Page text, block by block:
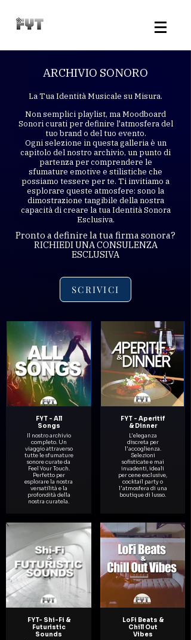
ARCHIVIO SONORO
La Tua Identità Musicale su Misura.
Non semplici playlist, ma Moodboard
Sonori curati per definire l'atmosfera del
tuo brand o del tuo evento.
Ogni selezione in questa galleria è un
capitolo del nostro archivio, un punto di
partenza per comprendere le
sfumature emotive e stilistiche che
possiamo tessere per te. Ti invitiamo a
esplorare queste atmosfere: sono la
dimostrazione tangibile della nostra
capacità di creare la tua Identità Sonora
Esclusiva.
Pronto a definire la tua firma sonora?
RICHIEDI UNA CONSULENZA
ESCLUSIVA
SCRIVICI
FYT - All
Songs
Il nostro archivio
completo. Un
viaggio attraverso
tutte le sfumature
sonore curate da
Feel Your Touch.
Perfetto per
esplorare la nostra
versatilità e la
profondità della
nostra curatela.
FYT - Aperitif
& Dinner
L'eleganza
discreta per
l'accoglienza.
Selezioni
sofisticate e mai
invadenti, ideali
per cene esclusive,
cocktail party o
l'atmosfera di una
boutique di lusso.
FYT- Shi-Fi &
Futuristic
Sounds
LoFi Beats &
Chill Out
Vibes